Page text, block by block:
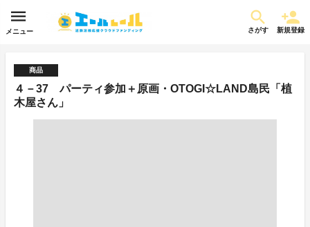
メニュー さがす 新規登録
商品
４－37 パーティ参加＋原画・OTOGI☆LAND島民「植
木屋さん」